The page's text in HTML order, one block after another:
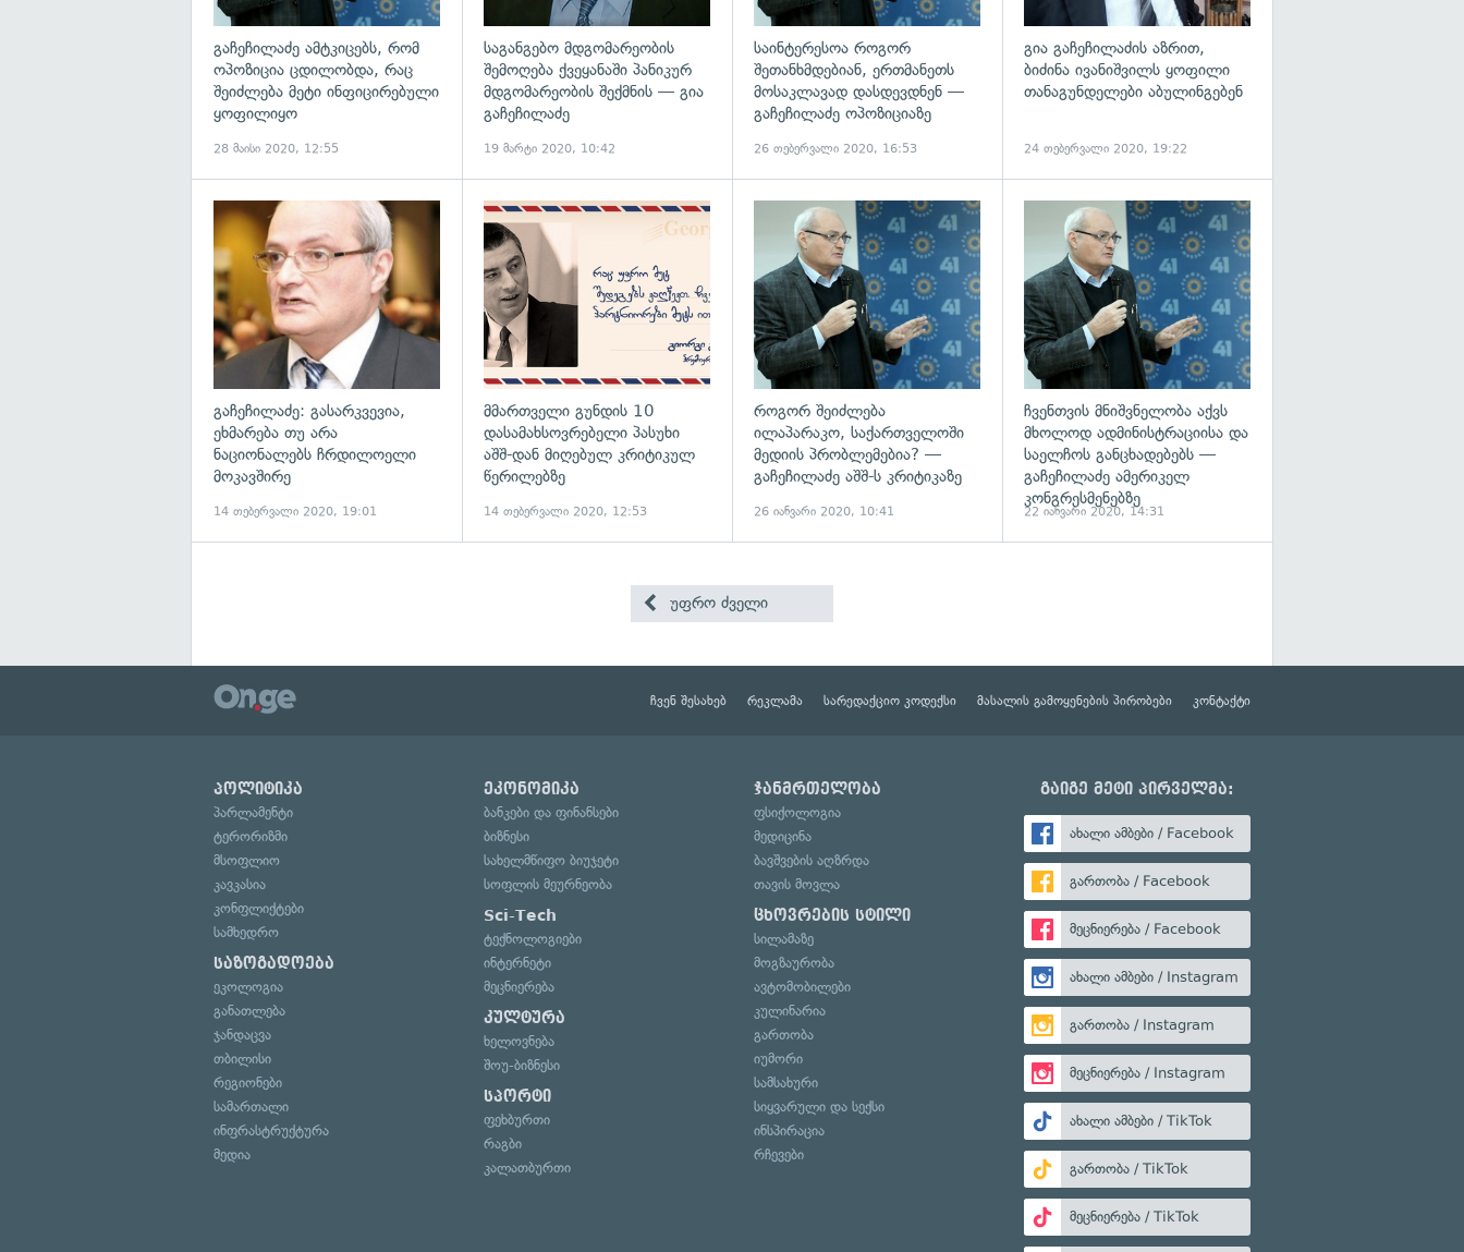
გაჩეჩილაძე ამტკიცებს, რომ
ოპოზიცია ცდილობდა, რაც
შეიძლება მეტი ინფიცირებული
ყოფილიყო
28 მაისი 2020, 12:55
საგანგებო მდგომარეობის
შემოღება ქვეყანაში პანიკურ
მდგომარეობის შექმნის — გია
გაჩეჩილაძე
19 მარტი 2020, 10:42
საინტერესოა როგორ
შეთანხმდებიან, ერთმანეთს
მოსაკლავად დასდევდნენ —
გაჩეჩილაძე ოპოზიციაზე
26 თებერვალი 2020, 16:53
გია გაჩეჩილაძის აზრით,
ბიძინა ივანიშვილს ყოფილი
თანაგუნდელები აბულინგებენ
24 თებერვალი 2020, 19:22
გადახედვა
გაჩეჩილაძე: გასარკვევია,
ეხმარება თუ არა
ნაციონალებს ჩრდილოელი
მოკავშირე
14 თებერვალი 2020, 19:01
გადახედვა
მმართველი გუნდის 10
დასამახსოვრებელი პასუხი
აშშ-დან მიღებულ კრიტიკულ
წერილებზე
14 თებერვალი 2020, 12:53
გადახედვა
როგორ შეიძლება
ილაპარაკო, საქართველოში
მედიის პრობლემებია? —
გაჩეჩილაძე აშშ-ს კრიტიკაზე
26 იანვარი 2020, 10:41
ჩვენთვის მნიშვნელობა აქვს
მხოლოდ ადმინისტრაციისა და
საელჩოს განცხადებებს —
გაჩეჩილაძე ამერიკელ
კონგრესმენებზე
22 იანვარი 2020, 14:31
უფრო ძველი
ჩვენ შესახებ რეკლამა სარედაქციო კოდექსი მასალის გამოყენების პირობები კონტაქტი
პოლიტიკა
პარლამენტი
ტერორიზმი
მსოფლიო
კავკასია
კონფლიქტები
სამხედრო
საზოგადოება
ეკოლოგია
განათლება
ჯანდაცვა
თბილისი
რეგიონები
სამართალი
ინფრასტრუქტურა
მედია
ეკონომიკა
ბანკები და ფინანსები
ბიზნესი
სახელმწიფო ბიუჯეტი
სოფლის მეურნეობა
Sci-Tech
ტექნოლოგიები
ინტერნეტი
მეცნიერება
კულტურა
ხელოვნება
შოუ-ბიზნესი
სპორტი
ფეხბურთი
რაგბი
კალათბურთი
ჯანმრთელობა
ფსიქოლოგია
მედიცინა
ბავშვების აღზრდა
თავის მოვლა
ცხოვრების სტილი
სილამაზე
მოგზაურობა
ავტომობილები
კულინარია
გართობა
იუმორი
სამსახური
სიყვარული და სექსი
ინსპირაცია
რჩევები
გაიგე მეტი პირველმა:
ახალი ამბები / Facebook
გართობა / Facebook
მეცნიერება / Facebook
ახალი ამბები / Instagram
გართობა / Instagram
მეცნიერება / Instagram
ახალი ამბები / TikTok
გართობა / TikTok
მეცნიერება / TikTok